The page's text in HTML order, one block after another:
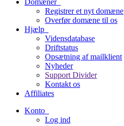
Domæner
Registrer et nyt domæne
Overfør domæne til os
Hjælp
Vidensdatabase
Driftstatus
Opsætning af mailklient
Nyheder
Support Divider
Kontakt os
Affiliates
Konto
Log ind